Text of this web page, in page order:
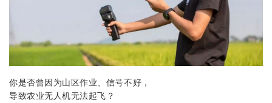
你是否曾因为山区作业、信号不好，
导致农业无人机无法起飞？